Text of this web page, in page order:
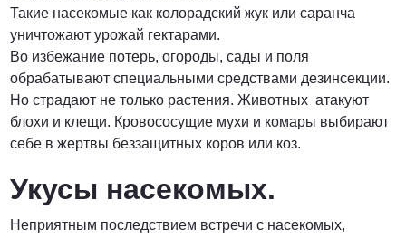
Такие насекомые как колорадский жук или саранча
уничтожают урожай гектарами.
Во избежание потерь, огороды, сады и поля
обрабатывают специальными средствами дезинсекции.
Но страдают не только растения. Животных атакуют
блохи и клещи. Кровососущие мухи и комары выбирают
себе в жертвы беззащитных коров или коз.
Укусы насекомых.
Неприятным последствием встречи с насекомых,